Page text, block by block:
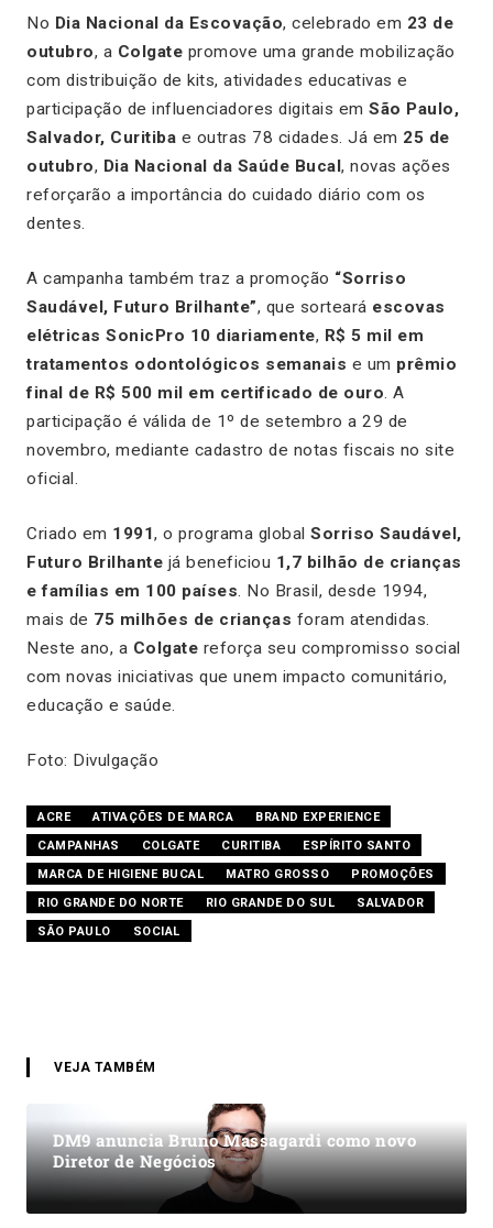
No Dia Nacional da Escovação, celebrado em 23 de
outubro, a Colgate promove uma grande mobilização
com distribuição de kits, atividades educativas e
participação de influenciadores digitais em São Paulo,
Salvador, Curitiba e outras 78 cidades. Já em 25 de
outubro, Dia Nacional da Saúde Bucal, novas ações
reforçarão a importância do cuidado diário com os
dentes.
A campanha também traz a promoção “Sorriso
Saudável, Futuro Brilhante”, que sorteará escovas
elétricas SonicPro 10 diariamente, R$ 5 mil em
tratamentos odontológicos semanais e um prêmio
final de R$ 500 mil em certificado de ouro. A
participação é válida de 1º de setembro a 29 de
novembro, mediante cadastro de notas fiscais no site
oficial.
Criado em 1991, o programa global Sorriso Saudável,
Futuro Brilhante já beneficiou 1,7 bilhão de crianças
e famílias em 100 países. No Brasil, desde 1994,
mais de 75 milhões de crianças foram atendidas.
Neste ano, a Colgate reforça seu compromisso social
com novas iniciativas que unem impacto comunitário,
educação e saúde.
Foto: Divulgação
ACRE ATIVAÇÕES DE MARCA
BRAND EXPERIENCE
CAMPANHAS
COLGATE CURITIBA
ESPÍRITO SANTO
MARCA DE HIGIENE BUCAL
MATRO GROSSO
PROMOÇÕES
RIO GRANDE DO NORTE
RIO GRANDE DO SUL
SALVADOR
SÃO PAULO
SOCIAL
VEJA TAMBÉM
DM9 anuncia Bruno Massagardi como novo
Diretor de Negócios